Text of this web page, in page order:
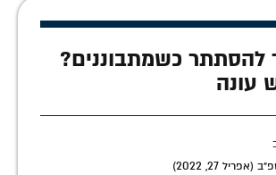
להסתתר כשמתבוננים?
עונה
27, 2022)